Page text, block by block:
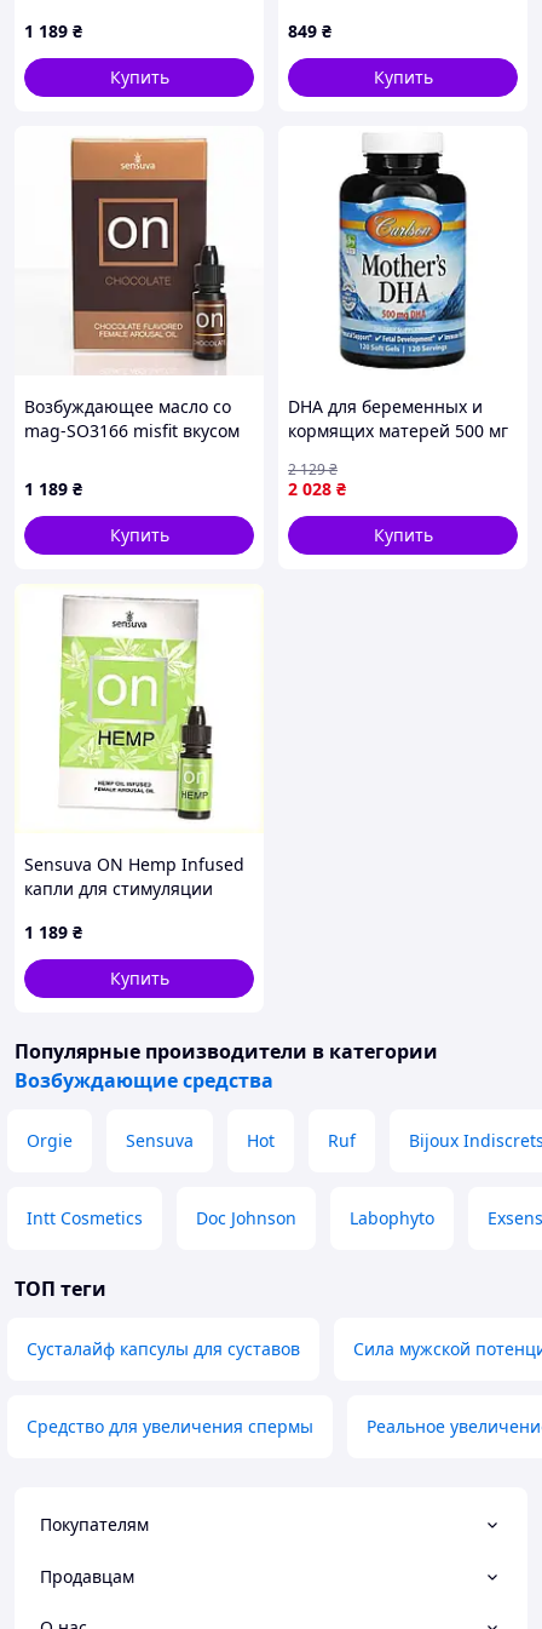
2TX3136B61
1 189 ₴
Купить
13KM4M5867
849 ₴
Купить
Возбуждающее масло со
mag-SO3166 misfit вкусом
Arousal Oil for Her
Chocolate 5 мл (SO3166)
Пол Унисекс
1 189 ₴
Купить
DHA для беременных и
кормящих матерей 500 мг
капсул
2 028 ₴
2 129₴
Купить
Sensuva ON Hemp Infused
капли для стимуляции
1 189 ₴
Купить
Популярные производители в категории
Возбуждающие средства
Orgie Sensuva Hot Ruf Bijoux
Intt Cosmetics Doc Johnson Labophyto Exsens
ТОП теги
Сусталайф капсулы для суставов Сила мужской
Средство для увеличения спермы Реальное
Покупателям
Продавцам